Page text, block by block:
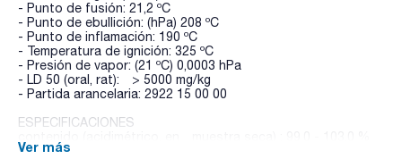
- Punto de fusión: 21,2 ºC
- Punto de ebullición: (hPa) 208 ºC
- Punto de inflamación: 190 ºC
- Temperatura de ignición: 325 ºC
- Presión de vapor: (21 ºC) 0,0003 hPa
- LD 50 (oral, rat): > 5000 mg/kg
- Partida arancelaria: 2922 15 00 00
ESPECIFICACIONES
Identificación C (EP): pasa test
Ver más